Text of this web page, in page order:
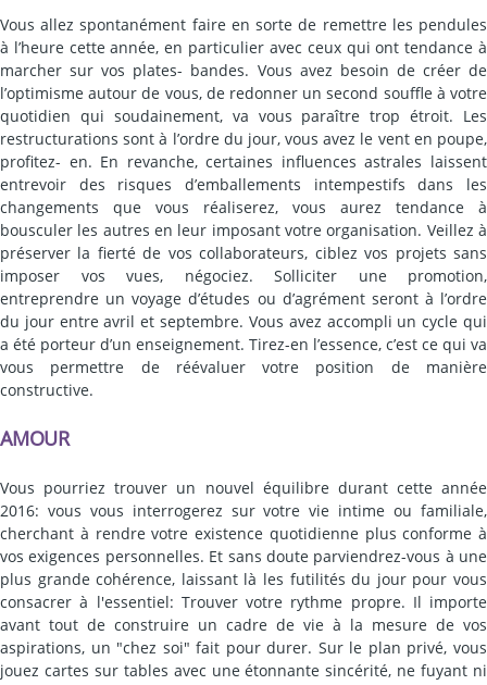
Vous allez spontanément faire en sorte de remettre les pendules
à l’heure cette année, en particulier avec ceux qui ont tendance à
marcher sur vos plates- bandes. Vous avez besoin de créer de
l’optimisme autour de vous, de redonner un second souffle à votre
quotidien qui soudainement, va vous paraître trop étroit. Les
restructurations sont à l’ordre du jour, vous avez le vent en poupe,
profitez- en. En revanche, certaines influences astrales laissent
entrevoir des risques d’emballements intempestifs dans les
changements que vous réaliserez, vous aurez tendance à
bousculer les autres en leur imposant votre organisation. Veillez à
préserver la fierté de vos collaborateurs, ciblez vos projets sans
imposer vos vues, négociez. Solliciter une promotion,
entreprendre un voyage d’études ou d’agrément seront à l’ordre
du jour entre avril et septembre. Vous avez accompli un cycle qui
a été porteur d’un enseignement. Tirez-en l’essence, c’est ce qui va
vous permettre de réévaluer votre position de manière
constructive.
AMOUR
Vous pourriez trouver un nouvel équilibre durant cette année
2016: vous vous interrogerez sur votre vie intime ou familiale,
cherchant à rendre votre existence quotidienne plus conforme à
vos exigences personnelles. Et sans doute parviendrez-vous à une
plus grande cohérence, laissant là les futilités du jour pour vous
consacrer à l'essentiel: Trouver votre rythme propre. Il importe
avant tout de construire un cadre de vie à la mesure de vos
aspirations, un "chez soi" fait pour durer. Sur le plan privé, vous
jouez cartes sur tables avec une étonnante sincérité, ne fuyant ni